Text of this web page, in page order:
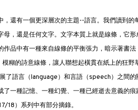
，還有一個更深層次的主題--語言。我們讀到
母，還是任何文字。文字本質上就是線條，它
作品中有一種來自線條的平衡張力，暗示著書
糊的詩意線條，讓人聯想起橫貫在紙上的狂
了語言（language）和言語（speech）之間
了一種記憶、一種幻覺、一種已經逝去意義的
18）系列中有部分摘錄。